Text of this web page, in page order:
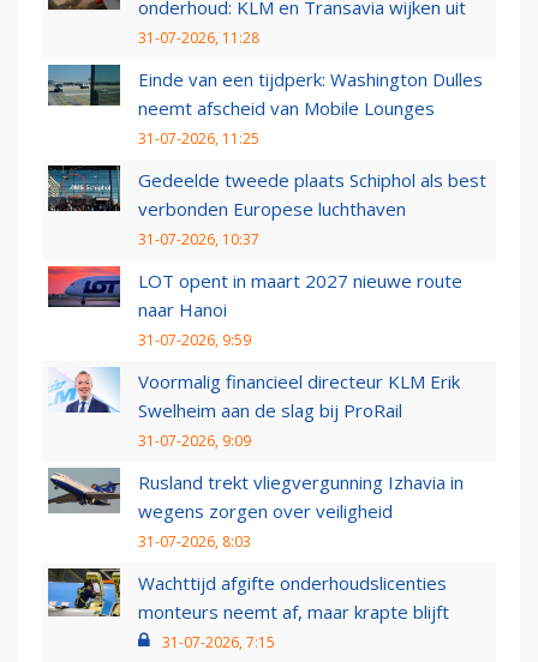
onderhoud: KLM en Transavia wijken uit
31-07-2026, 11:28
Einde van een tijdperk: Washington Dulles
neemt afscheid van Mobile Lounges
31-07-2026, 11:25
Gedeelde tweede plaats Schiphol als best
verbonden Europese luchthaven
31-07-2026, 10:37
LOT opent in maart 2027 nieuwe route
naar Hanoi
31-07-2026, 9:59
Voormalig financieel directeur KLM Erik
Swelheim aan de slag bij ProRail
31-07-2026, 9:09
Rusland trekt vliegvergunning Izhavia in
wegens zorgen over veiligheid
31-07-2026, 8:03
Wachttijd afgifte onderhoudslicenties
monteurs neemt af, maar krapte blijft
31-07-2026, 7:15